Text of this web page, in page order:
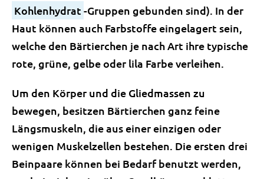
Kohlenhydrat -Gruppen gebunden sind). In der
Haut können auch Farbstoffe eingelagert sein,
welche den Bärtierchen je nach Art ihre typische
rote, grüne, gelbe oder lila Farbe verleihen.
Um den Körper und die Gliedmassen zu
bewegen, besitzen Bärtierchen ganz feine
Längsmuskeln, die aus einer einzigen oder
wenigen Muskelzellen bestehen. Die ersten drei
Beinpaare können bei Bedarf benutzt werden,